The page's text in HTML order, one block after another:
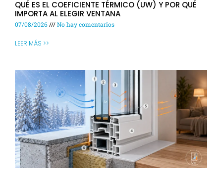
QUÉ ES EL COEFICIENTE TÉRMICO (UW) Y POR QUÉ
IMPORTA AL ELEGIR VENTANA
07/08/2026 No hay comentarios
LEER MÁS >>